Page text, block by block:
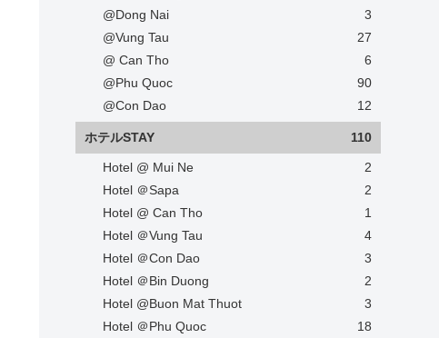
@Dong Nai
3
@Vung Tau
27
@ Can Tho
6
@Phu Quoc
90
@Con Dao
12
ホテルSTAY 110
Hotel @ Mui Ne
2
Hotel ＠Sapa
2
Hotel @ Can Tho
1
Hotel ＠Vung Tau
4
Hotel ＠Con Dao
3
Hotel ＠Bin Duong
2
Hotel @Buon Mat Thuot
3
Hotel ＠Phu Quoc
18